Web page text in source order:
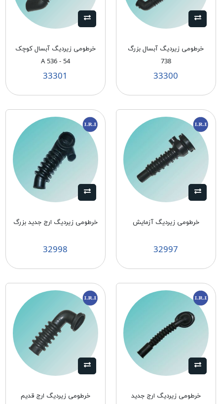
خرطومی زیردیگ آبسال بزرگ
738
33300
خرطومی زیردیگ آبسال کوچک
A 536 - 54
33301
خرطومی زیردیگ آزمایش
32997
خرطومی زیردیگ ارج جدید بزرگ
32998
خرطومی زیردیگ ارج جدید
خرطومی زیردیگ ارج قدیم